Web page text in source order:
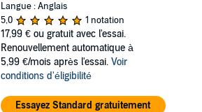
Langue : Anglais
5,0
1 notation
17,99 € ou gratuit avec l'essai.
Renouvellement automatique à
5,99 €/mois après l'essai. Voir
conditions d'éligibilité
Essayez Standard gratuitement